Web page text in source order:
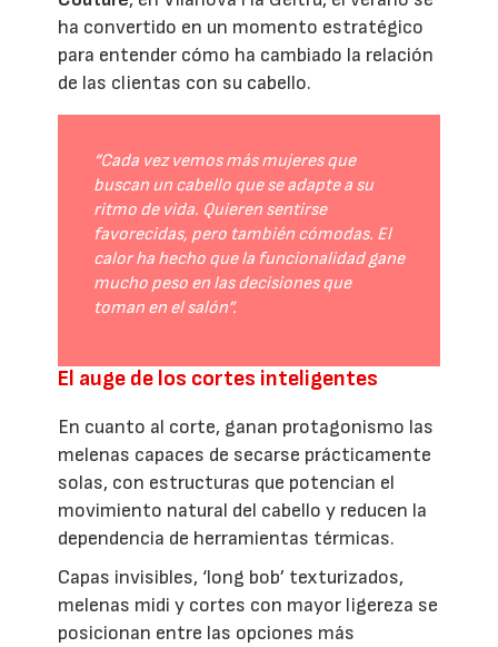
ha convertido en un momento estratégico
para entender cómo ha cambiado la relación
de las clientas con su cabello.
“Cada vez vemos más mujeres que
buscan un cabello que se adapte a su
ritmo de vida. Quieren sentirse
favorecidas, pero también cómodas. El
calor ha hecho que la funcionalidad gane
mucho peso en las decisiones que
toman en el salón”.
El auge de los cortes inteligentes
En cuanto al corte, ganan protagonismo las
melenas capaces de secarse prácticamente
solas, con estructuras que potencian el
movimiento natural del cabello y reducen la
dependencia de herramientas térmicas.
Capas invisibles, ‘long bob’ texturizados,
melenas midi y cortes con mayor ligereza se
posicionan entre las opciones más